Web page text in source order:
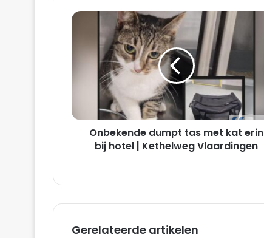
Onbekende
|
Kethelweg
Vlaardingen
Onbekende dumpt tas met kat erin
bij hotel | Kethelweg Vlaardingen
Gerelateerde artikelen